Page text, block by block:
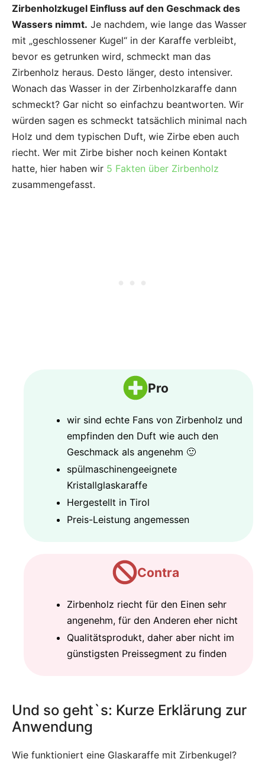
Zirbenholzkugel Einfluss auf den Geschmack des
Wassers nimmt. Je nachdem, wie lange das Wasser
mit „geschlossener Kugel“ in der Karaffe verbleibt,
bevor es getrunken wird, schmeckt man das
Zirbenholz heraus. Desto länger, desto intensiver.
Wonach das Wasser in der Zirbenholzkaraffe dann
schmeckt? Gar nicht so einfachzu beantworten. Wir
würden sagen es schmeckt tatsächlich minimal nach
Holz und dem typischen Duft, wie Zirbe eben auch
riecht. Wer mit Zirbe bisher noch keinen Kontakt
hatte, hier haben wir 5 Fakten über Zirbenholz
zusammengefasst.
Pro
wir sind echte Fans von Zirbenholz und
empfinden den Duft wie auch den
Geschmack als angenehm 🙂
spülmaschinengeeignete
Kristallglaskaraffe
Hergestellt in Tirol
Preis-Leistung angemessen
Contra
Zirbenholz riecht für den Einen sehr
angenehm, für den Anderen eher nicht
Qualitätsprodukt, daher aber nicht im
günstigsten Preissegment zu finden
Und so geht`s: Kurze Erklärung zur
Anwendung
Wie funktioniert eine Glaskaraffe mit Zirbenkugel?